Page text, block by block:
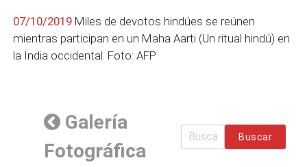
07/10/2019 Miles de devotos hindúes se reúnen
mientras participan en un Maha Aarti (Un ritual hindú) en
la India occidental. Foto: AFP
Galería
Fotográfica
Buscar